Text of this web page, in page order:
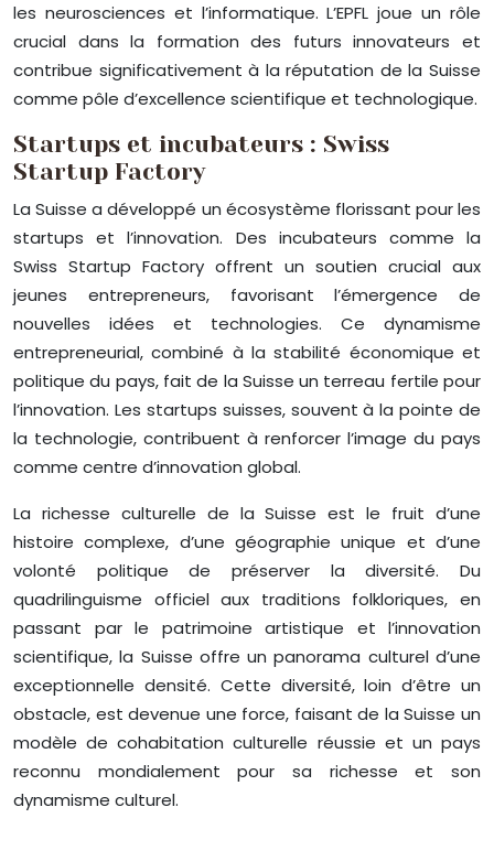
les neurosciences et l’informatique. L’EPFL joue un rôle
crucial dans la formation des futurs innovateurs et
contribue significativement à la réputation de la Suisse
comme pôle d’excellence scientifique et technologique.
Startups et incubateurs : Swiss
Startup Factory
La Suisse a développé un écosystème florissant pour les
startups et l’innovation. Des incubateurs comme la
Swiss Startup Factory offrent un soutien crucial aux
jeunes entrepreneurs, favorisant l’émergence de
nouvelles idées et technologies. Ce dynamisme
entrepreneurial, combiné à la stabilité économique et
politique du pays, fait de la Suisse un terreau fertile pour
l’innovation. Les startups suisses, souvent à la pointe de
la technologie, contribuent à renforcer l’image du pays
comme centre d’innovation global.
La richesse culturelle de la Suisse est le fruit d’une
histoire complexe, d’une géographie unique et d’une
volonté politique de préserver la diversité. Du
quadrilinguisme officiel aux traditions folkloriques, en
passant par le patrimoine artistique et l’innovation
scientifique, la Suisse offre un panorama culturel d’une
exceptionnelle densité. Cette diversité, loin d’être un
obstacle, est devenue une force, faisant de la Suisse un
modèle de cohabitation culturelle réussie et un pays
reconnu mondialement pour sa richesse et son
dynamisme culturel.